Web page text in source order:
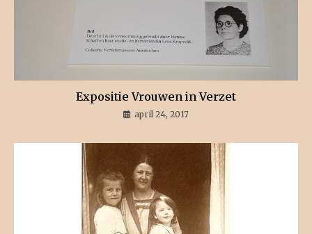
Expositie Vrouwen in Verzet
april 24, 2017